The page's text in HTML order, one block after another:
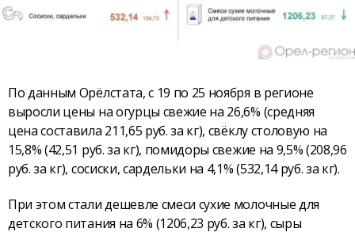
По данным Орёлстата, с 19 по 25 ноября в регионе
выросли цены на огурцы свежие на 26,6% (средняя
цена составила 211,65 руб. за кг), свёклу столовую на
15,8% (42,51 руб. за кг), помидоры свежие на 9,5% (208,96
руб. за кг), сосиски, сардельки на 4,1% (532,14 руб. за кг).
При этом стали дешевле смеси сухие молочные для
детского питания на 6% (1206,23 руб. за кг), сыры